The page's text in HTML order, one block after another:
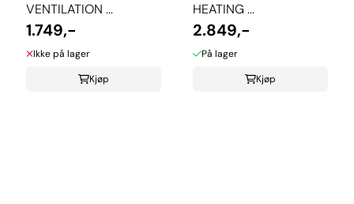
VENTILATION ...
1.749,-
Ikke på lager
Kjøp
HEATING ...
2.849,-
På lager
Kjøp